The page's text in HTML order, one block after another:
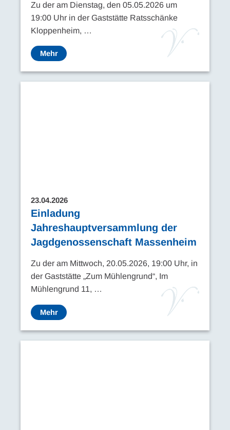
Zu der am Dienstag, den 05.05.2026 um
19:00 Uhr in der Gaststätte Ratsschänke
Kloppenheim, …
Mehr
23.04.2026
Einladung
Jahreshauptversammlung der
Jagdgenossenschaft Massenheim
Zu der am Mittwoch, 20.05.2026, 19:00 Uhr, in
der Gaststätte „Zum Mühlengrund“, Im
Mühlengrund 11, …
Mehr